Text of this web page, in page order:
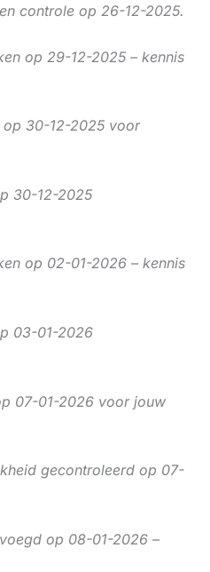
controle op 26-12-2025.
op 29-12-2025 – kennis
30-12-2025 voor
30-12-2025
op 02-01-2026 – kennis
03-01-2026
07-01-2026 voor jouw
gecontroleerd op 07-
op 08-01-2026 –